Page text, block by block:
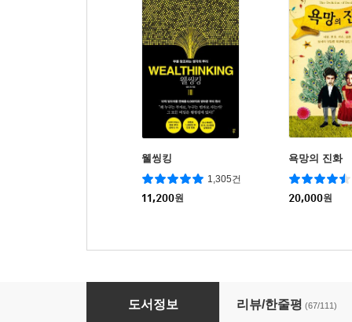
웰씽킹
1,305건
11,200원
욕망의 진화
20,000원
그럼에도 불구하고
도서정보 리뷰/한줄평 (67/111)